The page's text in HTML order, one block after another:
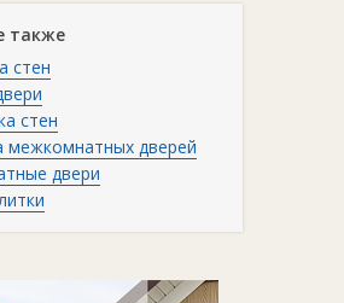
также
стен
стен
межкомнатных дверей
двери